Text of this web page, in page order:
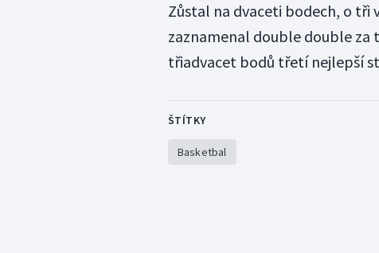
Zůstal na dvaceti bodech, o tři
zaznamenal double double za
třiadvacet bodů třetí nejlepší
ŠTÍTKY
Basketbal